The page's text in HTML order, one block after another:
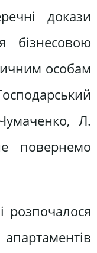
докази
бізнесовою
особам
Л.
повернемо
розпочалося